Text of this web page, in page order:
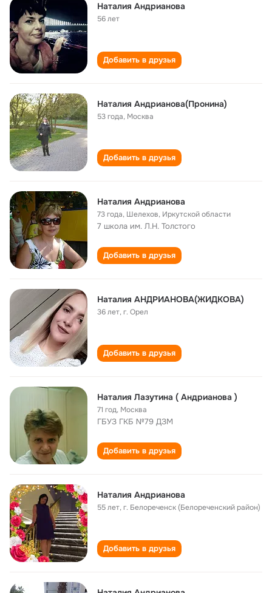
Наталия Андрианова
56 лет
Добавить в друзья
Наталия Андрианова(Пронина)
53 года, Москва
Добавить в друзья
Наталия Андрианова
73 года, Шелехов, Иркутской области
7 школа им. Л.Н. Толстого
Добавить в друзья
Наталия АНДРИАНОВА(ЖИДКОВА)
36 лет,г. Орел
Добавить в друзья
Наталия Лазутина ( Андрианова )
71 год, Москва
ГБУЗ ГКБ №79 ДЗМ
Добавить в друзья
Наталия Андрианова
55 лет,г. Белореченск (Белореченский район)
Добавить в друзья